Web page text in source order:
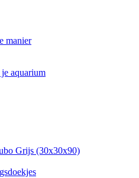
manier
aquarium
Grijs (30x30x90)